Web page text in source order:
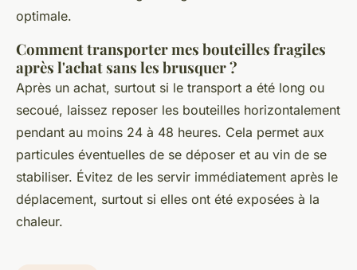
optimale.
Comment transporter mes bouteilles fragiles
après l'achat sans les brusquer ?
Après un achat, surtout si le transport a été long ou
secoué, laissez reposer les bouteilles horizontalement
pendant au moins 24 à 48 heures. Cela permet aux
particules éventuelles de se déposer et au vin de se
stabiliser. Évitez de les servir immédiatement après le
déplacement, surtout si elles ont été exposées à la
chaleur.